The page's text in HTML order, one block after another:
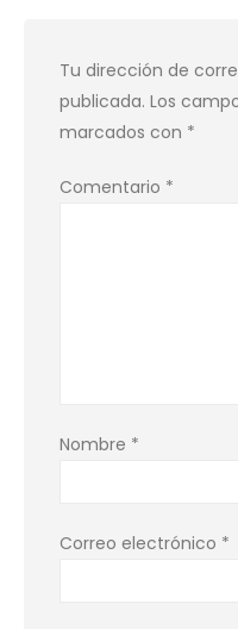
Tu dirección de
publicada. Los
marcados con *
Comentario *
Nombre *
Correo electrónico *